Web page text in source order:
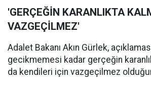
'GERÇEĞİN KARANLIKTA
VAZGEÇİLMEZ'
Adalet Bakanı Akın Gürlek,
gecikmemesi kadar gerçeğin
da kendileri için vazgeçilmez